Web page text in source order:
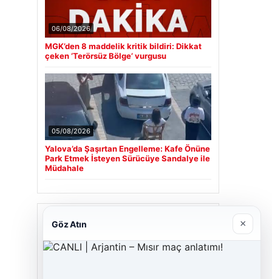
06/08/2026
MGK’den 8 maddelik kritik bildiri: Dikkat
çeken ‘Terörsüz Bölge’ vurgusu
05/08/2026
Yalova’da Şaşırtan Engelleme: Kafe Önüne
Park Etmek İsteyen Sürücüye Sandalye ile
Müdahale
Cengiz Sigorta
Göz Atın ×